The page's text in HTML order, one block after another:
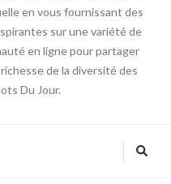
en vous fournissant des
sur une variété de
en ligne pour partager
de la diversité des
Du Jour.